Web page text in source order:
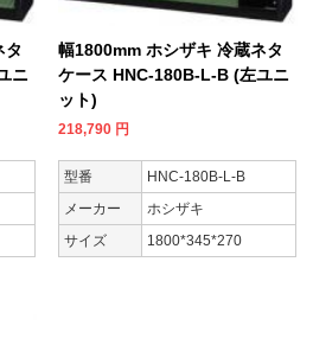
タ
ニ
幅1800mm ホシザキ 冷蔵ネタ
ケース HNC-180B-L-B (左ユニ
ット)
218,790 円
型番
HNC-180B-L-B
メーカー
ホシザキ
サイズ
1800*345*270